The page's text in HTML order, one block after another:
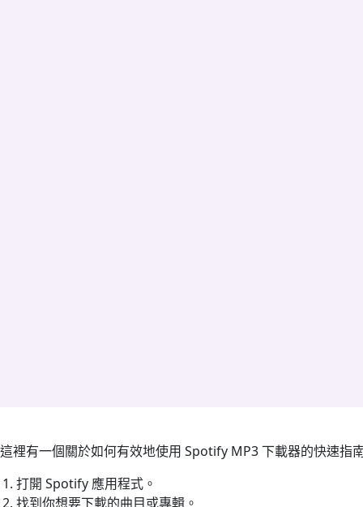
這裡有一個關於如何有效地使用 Spotify MP3 下載器的快速指
打開 Spotify 應用程式。
找到你想要下載的曲目或專輯。